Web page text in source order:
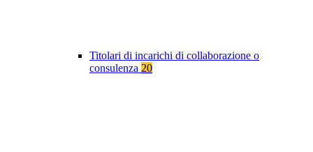
Titolari di incarichi di collaborazione o
consulenza 20